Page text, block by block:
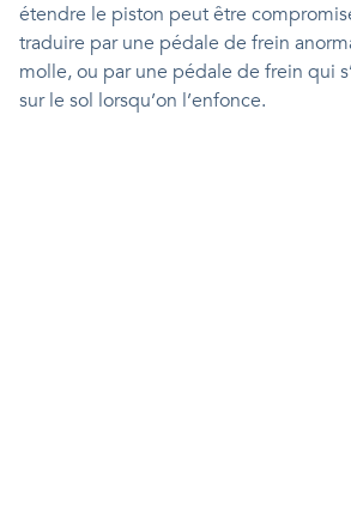
étendre le piston peut être
traduire par une pédale de frein
molle, ou par une pédale de frein qui
sur le sol lorsqu’on l’enfonce.